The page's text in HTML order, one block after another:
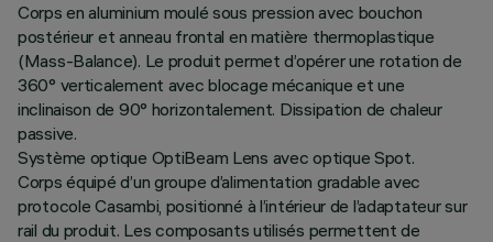
Corps en aluminium moulé sous pression avec bouchon
postérieur et anneau frontal en matière thermoplastique
(Mass-Balance). Le produit permet d’opérer une rotation de
360° verticalement avec blocage mécanique et une
inclinaison de 90° horizontalement. Dissipation de chaleur
passive.
Système optique OptiBeam Lens avec optique Spot.
Corps équipé d’un groupe d’alimentation gradable avec
protocole Casambi, positionné à l’intérieur de l’adaptateur sur
rail du produit. Les composants utilisés permettent de